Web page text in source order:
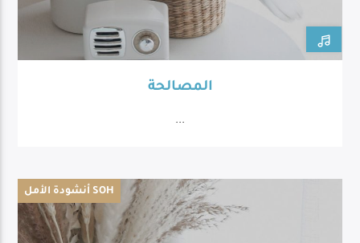
المصالحة
...
أنشودة الأمل SOH